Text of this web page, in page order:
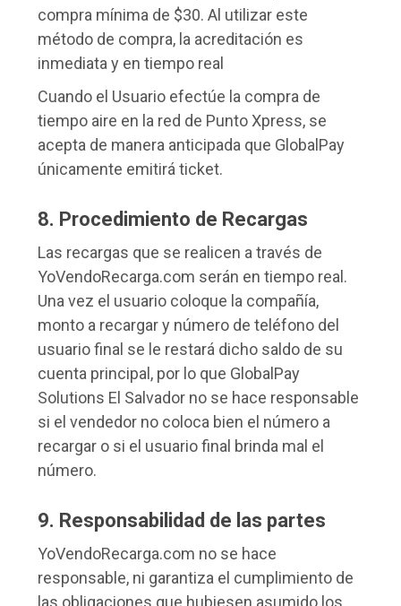
compra mínima de $30. Al utilizar este
método de compra, la acreditación es
inmediata y en tiempo real
Cuando el Usuario efectúe la compra de
tiempo aire en la red de Punto Xpress, se
acepta de manera anticipada que GlobalPay
únicamente emitirá ticket.
8. Procedimiento de Recargas
Las recargas que se realicen a través de
YoVendoRecarga.com serán en tiempo real.
Una vez el usuario coloque la compañía,
monto a recargar y número de teléfono del
usuario final se le restará dicho saldo de su
cuenta principal, por lo que GlobalPay
Solutions El Salvador no se hace responsable
si el vendedor no coloca bien el número a
recargar o si el usuario final brinda mal el
número.
9. Responsabilidad de las partes
YoVendoRecarga.com no se hace
responsable, ni garantiza el cumplimiento de
las obligaciones que hubiesen asumido los